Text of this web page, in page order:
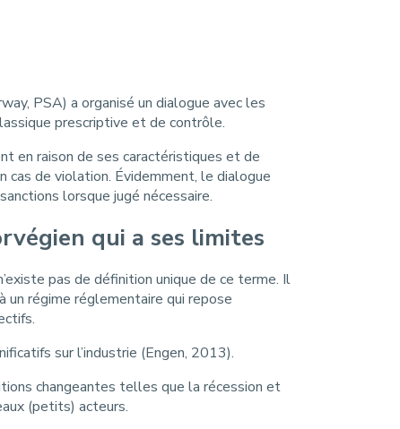
PSA) a organisé un dialogue avec les
prescriptive et de contrôle.
en raison de ses caractéristiques et de
cas de violation. Évidemment, le dialogue
lorsque jugé nécessaire.
qui a ses limites
pas de définition unique de ce terme. Il
régime réglementaire qui repose
sur l’industrie (Engen, 2013).
changeantes telles que la récession et
(petits) acteurs.